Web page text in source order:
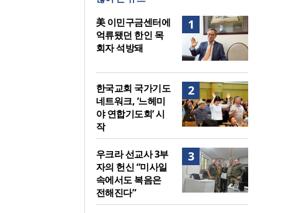
지법 시행… 기독교계 강력 반
발
올리벳대학교, 120만 평 리버사
이드 대학 캠퍼스 영구 사용 승
인… 장기 개발 기반 확보
1
美 이민구금센터에
억류됐던 한인 목
회자 석방돼
2
한국교회 국가기도
네트워크, ‘느헤미
야 연합기도회’ 시
작
3
우크라 선교사 3부
자의 헌신 “미사일
속에서도 복음은
전해진다”